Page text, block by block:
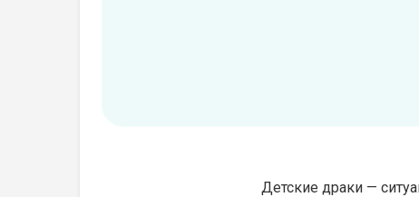
Детские драки —